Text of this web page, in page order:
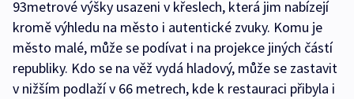
93metrové výšky usazeni v křeslech, která jim nabízejí
kromě výhledu na město i autentické zvuky. Komu je
město malé, může se podívat i na projekce jiných částí
republiky. Kdo se na věž vydá hladový, může se zastavit
v nižším podlaží v 66 metrech, kde k restauraci přibyla i